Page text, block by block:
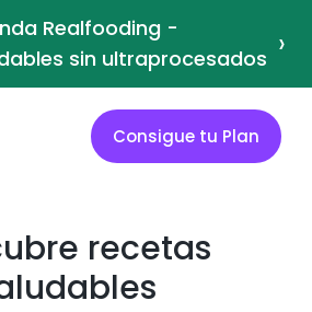
Realfooding -
sin ultraprocesados ›
Consigue tu Plan
recetas